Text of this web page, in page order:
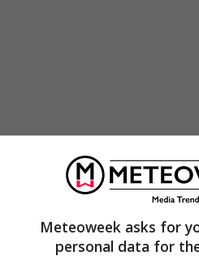
è finita in
caso di
omonimia e di una
famiglia deve andare in
Meteoweek asks for
personal data for